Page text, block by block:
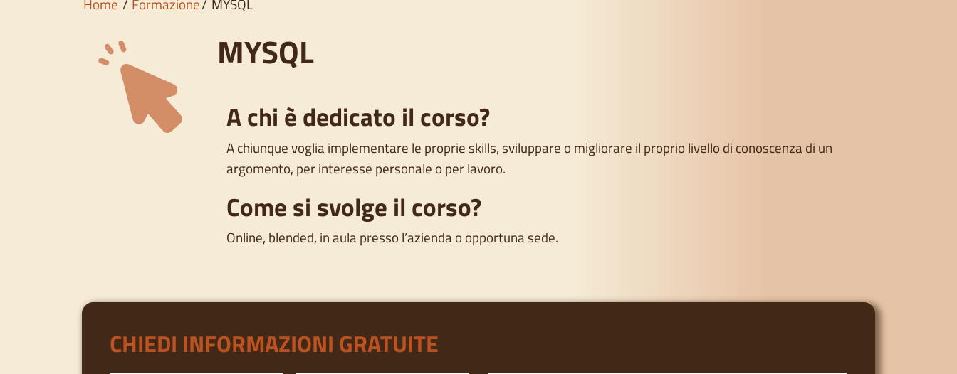
MYSQL
A chi è dedicato il corso?
A chiunque voglia implementare le proprie skills, sviluppare o migliorare il proprio livello di conoscenza di un
argomento, per interesse personale o per lavoro.
Come si svolge il corso?
Online, blended, in aula presso l’azienda o opportuna sede.
CHIEDI INFORMAZIONI GRATUITE